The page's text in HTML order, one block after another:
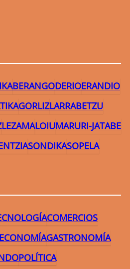
BERANGODERIOERANDIO
GORLIZLARRABETZU
LEZAMALOIUMARURI-JATABE
SONDIKASOPELA
COMERCIOS
ECONOMÍAGASTRONOMÍA
POLÍTICA